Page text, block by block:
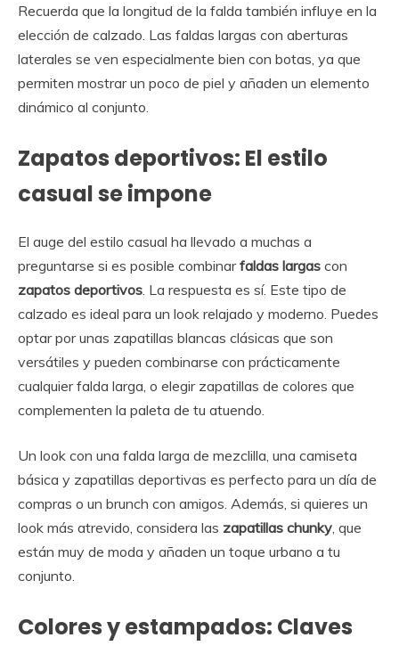
Recuerda que la longitud de la falda también influye en la
elección de calzado. Las faldas largas con aberturas
laterales se ven especialmente bien con botas, ya que
permiten mostrar un poco de piel y añaden un elemento
dinámico al conjunto.
Zapatos deportivos: El estilo
casual se impone
El auge del estilo casual ha llevado a muchas a
preguntarse si es posible combinarfaldas largas con
zapatos deportivos . La respuesta es sí. Este tipo de
calzado es ideal para un look relajado y moderno. Puedes
optar por unas zapatillas blancas clásicas que son
versátiles y pueden combinarse con prácticamente
cualquier falda larga, o elegir zapatillas de colores que
complementen la paleta de tu atuendo.
Un look con una falda larga de mezclilla, una camiseta
básica y zapatillas deportivas es perfecto para un día de
compras o un brunch con amigos. Además, si quieres un
look más atrevido, considera las zapatillas chunky , que
están muy de moda y añaden un toque urbano a tu
conjunto.
Colores y estampados: Claves